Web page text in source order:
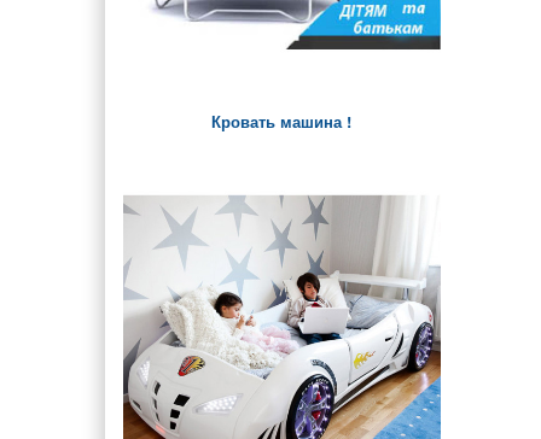
Кровать машина !